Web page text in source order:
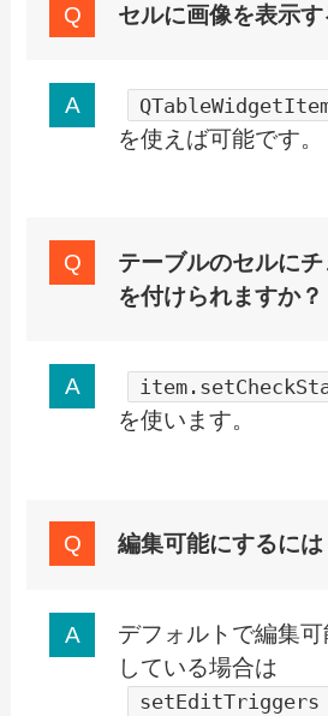
セルに画像を表示す
を使えば可能です。
テーブルのセルに
を付けられますか？
を使います。
編集可能にするには
デフォルトで編集
している場合は
setEditTriggers